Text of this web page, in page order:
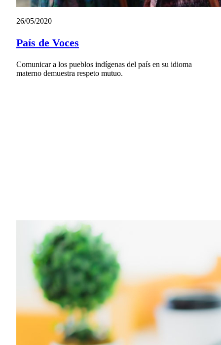
26/05/2020
País de Voces
Comunicar a los pueblos indígenas del país en su idioma
materno demuestra respeto mutuo.